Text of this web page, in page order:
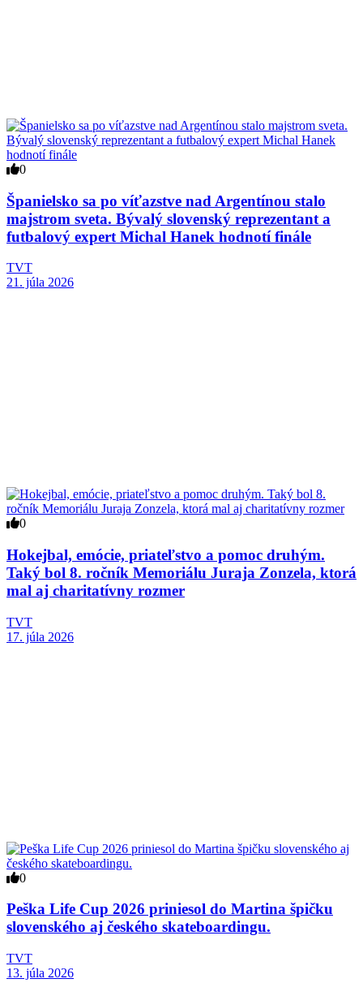
0
Španielsko sa po víťazstve nad Argentínou stalo
majstrom sveta. Bývalý slovenský reprezentant a
futbalový expert Michal Hanek hodnotí finále
TVT
21. júla 2026
0
Hokejbal, emócie, priateľstvo a pomoc druhým.
Taký bol 8. ročník Memoriálu Juraja Zonzela, ktorá
mal aj charitatívny rozmer
TVT
17. júla 2026
0
Peška Life Cup 2026 priniesol do Martina špičku
slovenského aj českého skateboardingu.
TVT
13. júla 2026